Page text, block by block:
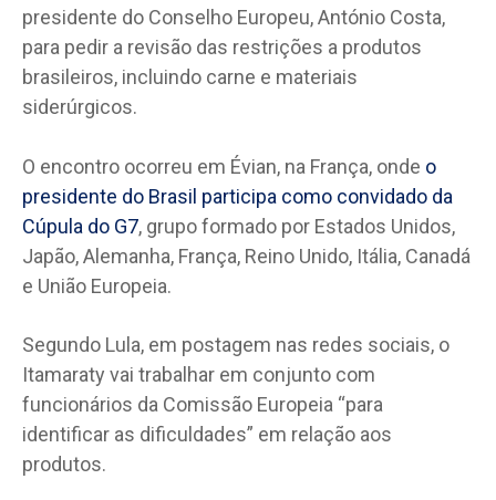
presidente do Conselho Europeu, António Costa,
para pedir a revisão das restrições a produtos
brasileiros, incluindo carne e materiais
siderúrgicos.
O encontro ocorreu em Évian, na França, onde o
presidente do Brasil participa como convidado da
Cúpula do G7, grupo formado por Estados Unidos,
Japão, Alemanha, França, Reino Unido, Itália, Canadá
e União Europeia.
Segundo Lula, em postagem nas redes sociais, o
Itamaraty vai trabalhar em conjunto com
funcionários da Comissão Europeia “para
identificar as dificuldades” em relação aos
produtos.